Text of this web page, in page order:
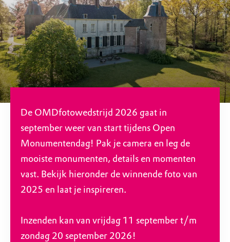
De OMDfotowedstrijd 2026 gaat in
september weer van start tijdens Open
Monumentendag! Pak je camera en leg de
mooiste monumenten, details en momenten
vast. Bekijk hieronder de winnende foto van
2025 en laat je inspireren.
Inzenden kan van vrijdag 11 september t/m
zondag 20 september 2026!